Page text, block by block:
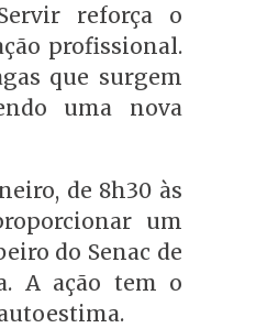
reforça o
profissional.
que surgem
uma nova
de 8h30 às
um
do Senac de
A ação tem o